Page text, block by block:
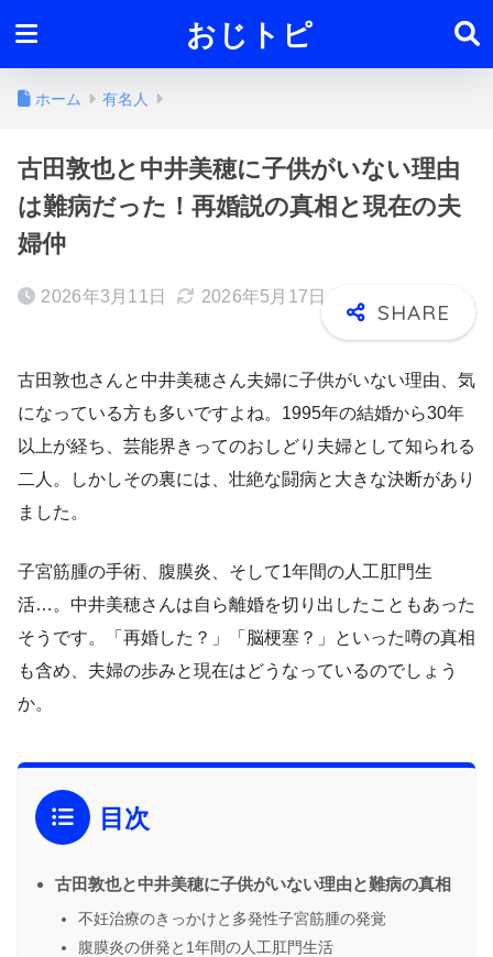
おじトピ
ホーム 有名人
古田敦也と中井美穂に子供がいない理由
は難病だった！再婚説の真相と現在の夫
婦仲
2026年3月11日 2026年5月17日
古田敦也さんと中井美穂さん夫婦に子供がいない理由、気
になっている方も多いですよね。1995年の結婚から30年
以上が経ち、芸能界きってのおしどり夫婦として知られる
二人。しかしその裏には、壮絶な闘病と大きな決断があり
ました。
子宮筋腫の手術、腹膜炎、そして1年間の人工肛門生
活…。中井美穂さんは自ら離婚を切り出したこともあった
そうです。「再婚した？」「脳梗塞？」といった噂の真相
も含め、夫婦の歩みと現在はどうなっているのでしょう
か。
目次
古田敦也と中井美穂に子供がいない理由と難病の真相
不妊治療のきっかけと多発性子宮筋腫の発覚
腹膜炎の併発と1年間の人工肛門生活